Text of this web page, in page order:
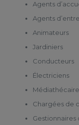
Agents
Agents
Animateurs
Jardiniers
Conducteurs
Électriciens
Chargées de